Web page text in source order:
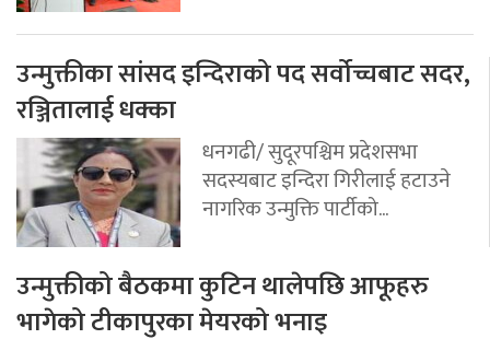
उन्मुक्तीका सांसद इन्दिराको पद सर्वोच्चबाट सदर,
रञ्जितालाई धक्का
धनगढी/ सुदूरपश्चिम प्रदेशसभा
सदस्यबाट इन्दिरा गिरीलाई हटाउने
नागरिक उन्मुक्ति पार्टीको...
उन्मुक्तीको बैठकमा कुटिन थालेपछि आफूहरु
भागेको टीकापुरका मेयरको भनाइ